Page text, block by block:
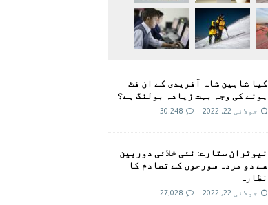
کیا شاہین شاہ آفریدی کے ان فٹ
ہونے کی وجہ بہت زیادہ بولنگ ہے؟
جولائی 22, 2022 30,248
نیوٹران ستارے: نئی خلائی دوربین
سے دو مردہ سورجوں کے تصادم کا
نظارہ
جولائی 22, 2022 27,028